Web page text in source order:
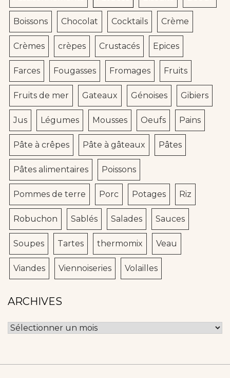
Boissons Chocolat Cocktails Crème
Crèmes crèpes Crustacés Epices
Farces Fougasses Fromages Fruits
Fruits de mer Gateaux Génoises Gibiers
Jus Légumes Mousses Oeufs Pains
Pâte à crêpes Pâte à gâteaux Pâtes
Pâtes alimentaires Poissons
Pommes de terre Porc Potages Riz
Robuchon Sablés Salades Sauces
Soupes Tartes thermomix Veau
Viandes Viennoiseries Volailles
ARCHIVES
Archives